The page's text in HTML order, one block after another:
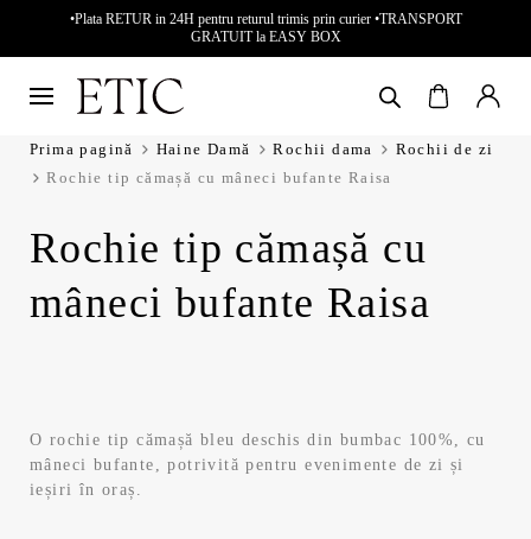
•Plata RETUR in 24H pentru returul trimis prin curier •TRANSPORT
GRATUIT la EASY BOX
Prima pagină Haine Damă Rochii dama
Rochii de zi
Rochie tip cămașă cu mâneci bufante Raisa
Rochie tip cămașă cu
mâneci bufante Raisa
O rochie tip cămașă bleu deschis din bumbac 100%, cu
mâneci bufante, potrivită pentru evenimente de zi și
ieșiri în oraș.